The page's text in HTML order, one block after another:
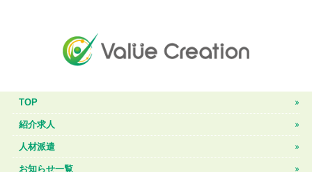
TOP
紹介求人
人材派遣
お知らせ一覧